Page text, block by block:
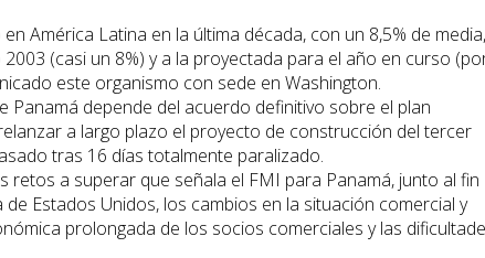
América Latina en la última década, con un 8,5% de media,
(casi un 8%) y a la proyectada para el año en curso
este organismo con sede en Washington.
Panamá depende del acuerdo definitivo sobre el plan
a largo plazo el proyecto de construcción del tercer
tras 16 días totalmente paralizado.
a superar que señala el FMI para Panamá, junto al fin
Estados Unidos, los cambios en la situación comercial y
prolongada de los socios comerciales y las